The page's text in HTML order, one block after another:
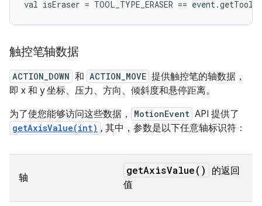
触控笔轴数据
ACTION_DOWN 和 ACTION_MOVE 提供触控笔的轴数据，
即 x 和 y 坐标、压力、方向、倾斜度和悬停距离。
为了使您能够访问这些数据，
MotionEvent API 提供了
getAxisValue(int) , 其中，参数是以下任意轴标识符：
轴
getAxisValue()
的返回
值